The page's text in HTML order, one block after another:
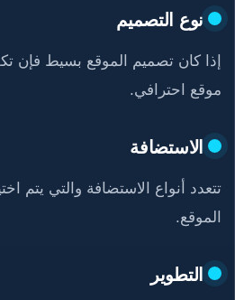
نوع التصميم
إذا كان تصميم الموقع بسيط فإن
موقع احترافي.
الاستضافة
تتعدد أنواع الاستضافة والتي يتم
الموقع.
التطوير